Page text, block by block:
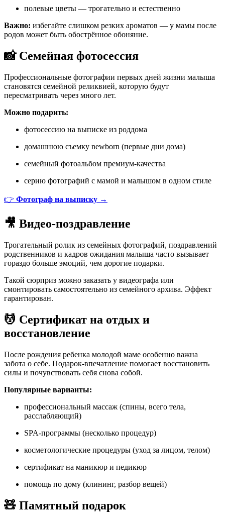
полевые цветы — трогательно и естественно
Важно: избегайте слишком резких ароматов — у мамы после
родов может быть обострённое обоняние.
📸 Семейная фотосессия
Профессиональные фотографии первых дней жизни малыша
становятся семейной реликвией, которую будут
пересматривать через много лет.
Можно подарить:
фотосессию на выписке из роддома
домашнюю съемку newborn (первые дни дома)
семейный фотоальбом премиум-качества
серию фотографий с мамой и малышом в одном стиле
👉 Фотограф на выписку →
🎥 Видео-поздравление
Трогательный ролик из семейных фотографий, поздравлений
родственников и кадров ожидания малыша часто вызывает
гораздо больше эмоций, чем дорогие подарки.
Такой сюрприз можно заказать у видеографа или
смонтировать самостоятельно из семейного архива. Эффект
гарантирован.
💆 Сертификат на отдых и
восстановление
После рождения ребенка молодой маме особенно важна
забота о себе. Подарок-впечатление помогает восстановить
силы и почувствовать себя снова собой.
Популярные варианты:
профессиональный массаж (спины, всего тела,
расслабляющий)
SPA-программы (несколько процедур)
косметологические процедуры (уход за лицом, телом)
сертификат на маникюр и педикюр
помощь по дому (клининг, разбор вещей)
🧸 Памятный подарок